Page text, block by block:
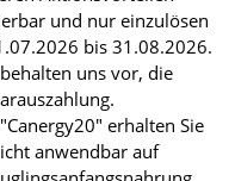
und nur einzulösen
bis 31.08.2026.
uns vor, die
erhalten Sie
anwendbar auf